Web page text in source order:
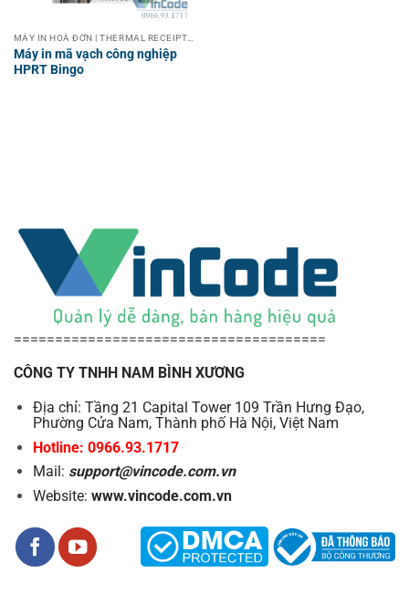
Máy in mã vạch công nghiệp
HPRT Bingo
======================================
CÔNG TY TNHH NAM BÌNH XƯƠNG
Địa chỉ: Tầng 21 Capital Tower 109 Trần Hưng Đạo,
Phường Cửa Nam, Thành phố Hà Nội, Việt Nam
Hotline: 0966.93.1717
Mail: support@vincode.com.vn
Website: www.vincode.com.vn